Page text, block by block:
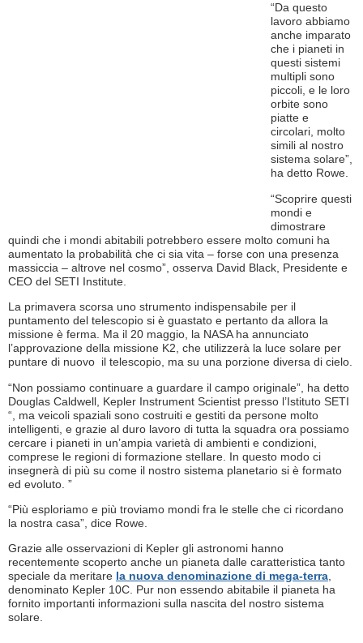
“Da questo
lavoro abbiamo
anche imparato
che i pianeti in
questi sistemi
multipli sono
piccoli, e le loro
orbite sono
piatte e
circolari, molto
simili al nostro
sistema solare”,
ha detto Rowe.
“Scoprire questi
mondi e
dimostrare
quindi che i mondi abitabili potrebbero essere molto comuni ha
aumentato la probabilità che ci sia vita – forse con una presenza
massiccia – altrove nel cosmo”, osserva David Black, Presidente e
CEO del SETI Institute.
La primavera scorsa uno strumento indispensabile per il
puntamento del telescopio si è guastato e pertanto da allora la
missione è ferma. Ma il 20 maggio, la NASA ha annunciato
l’approvazione della missione K2, che utilizzerà la luce solare per
puntare di nuovo il telescopio, ma su una porzione diversa di cielo.
“Non possiamo continuare a guardare il campo originale”, ha detto
Douglas Caldwell, Kepler Instrument Scientist presso l’Istituto SETI
“, ma veicoli spaziali sono costruiti e gestiti da persone molto
intelligenti, e grazie al duro lavoro di tutta la squadra ora possiamo
cercare i pianeti in un’ampia varietà di ambienti e condizioni,
comprese le regioni di formazione stellare. In questo modo ci
insegnerà di più su come il nostro sistema planetario si è formato
ed evoluto. ”
“Più esploriamo e più troviamo mondi fra le stelle che ci ricordano
la nostra casa”, dice Rowe.
Grazie alle osservazioni di Kepler gli astronomi hanno
recentemente scoperto anche un pianeta dalle caratteristica tanto
speciale da meritare la nuova denominazione di mega-terra,
denominato Kepler 10C. Pur non essendo abitabile il pianeta ha
fornito importanti informazioni sulla nascita del nostro sistema
solare.